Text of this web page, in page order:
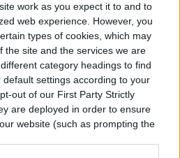
work as you expect it to and to
web experience. However, you
types of cookies, which may
the site and the services we are
category headings to find
settings according to your
out of our First Party Strictly
are deployed in order to ensure
website (such as prompting the
más nítidos
de rendimiento de
Temporal)